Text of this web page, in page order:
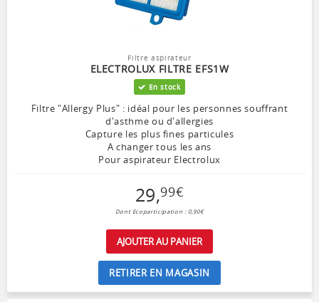
Filtre aspirateur
ELECTROLUX FILTRE EFS1W
En stock
Filtre "Allergy Plus" : idéal pour les personnes souffrant
d'asthme ou d'allergies
Capture les plus fines particules
A changer tous les ans
Pour aspirateur Electrolux
29,99€
Dont Ecoparticipation : 0,90€
AJOUTER AU PANIER
RETIRER EN MAGASIN